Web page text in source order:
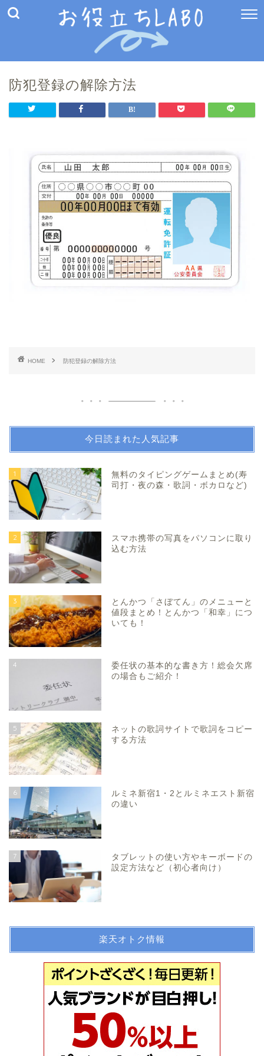
防犯登録の解除方法
HOME 防犯登録の解除方法
今日読まれた人気記事
1
無料のタイピングゲームまとめ(寿
司打・夜の森・歌詞・ボカロなど)
2
スマホ携帯の写真をパソコンに取り
込む方法
3
とんかつ「さぼてん」のメニューと
値段まとめ！とんかつ「和幸」につ
いても！
4
委任状の基本的な書き方！総会欠席
の場合もご紹介！
5
ネットの歌詞サイトで歌詞をコピー
する方法
6
ルミネ新宿1・2とルミネエスト新宿
の違い
7
タブレットの使い方やキーボードの
設定方法など（初心者向け）
楽天オトク情報